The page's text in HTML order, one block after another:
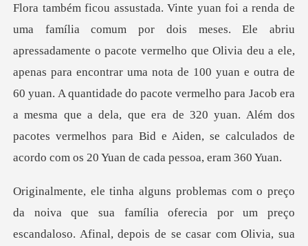
via deu a ele,
apenas para encontrar uma nota de 100 yuan e outra de
60 yuan. A quantidade do pacote vermelho para Jacob era
a mesma que a d
escandaloso. Afinal, depois de se casar com Olivia, sua